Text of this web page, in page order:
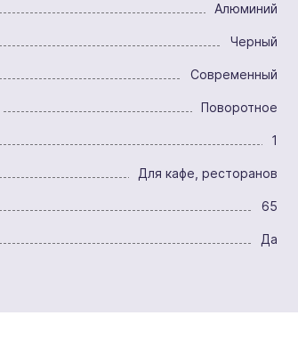
Алюминий
Черный
Современный
Поворотное
1
Для кафе, ресторанов
65
Да